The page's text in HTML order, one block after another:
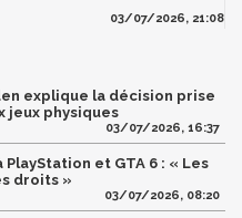
03/07/2026, 21:08
explique la décision prise
jeux physiques
03/07/2026, 16:37
et GTA 6 : « Les
droits »
03/07/2026, 08:20